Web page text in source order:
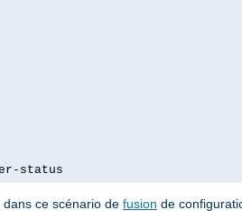
status
ce scénario de fusion de